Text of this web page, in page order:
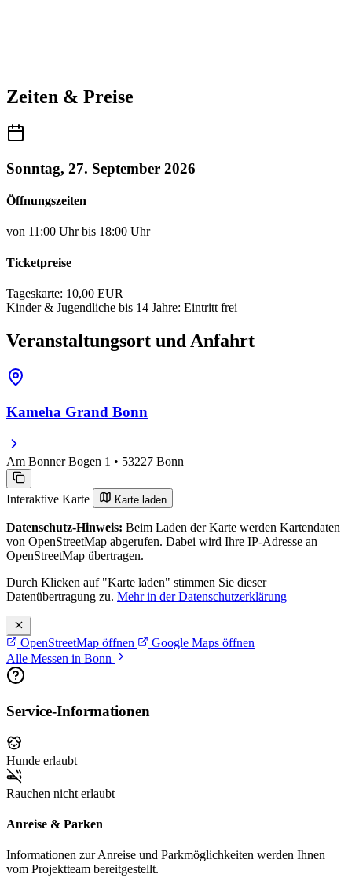
Zeiten & Preise
Sonntag, 27. September 2026
Öffnungszeiten
von 11:00 Uhr bis 18:00 Uhr
Ticketpreise
Tageskarte: 10,00 EUR
Kinder & Jugendliche bis 14 Jahre: Eintritt frei
Veranstaltungsort und Anfahrt
Kameha Grand Bonn
Am Bonner Bogen 1 • 53227 Bonn
Interaktive Karte Karte laden
Datenschutz-Hinweis: Beim Laden der Karte werden Kartendaten
von OpenStreetMap abgerufen. Dabei wird Ihre IP-Adresse an
OpenStreetMap übertragen.
Durch Klicken auf "Karte laden" stimmen Sie dieser
Datenübertragung zu. Mehr in der Datenschutzerklärung
OpenStreetMap öffnen
Google Maps öffnen
Alle Messen in Bonn
Service-Informationen
Hunde erlaubt
Rauchen nicht erlaubt
Anreise & Parken
Informationen zur Anreise und Parkmöglichkeiten werden Ihnen
vom Projektteam bereitgestellt.